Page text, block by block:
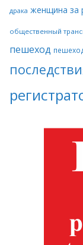
драка женщина за
общественный
пешеход